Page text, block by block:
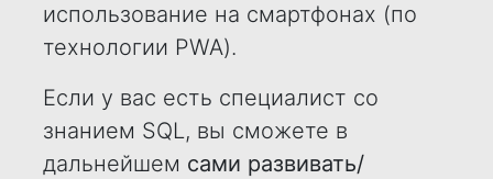
использование на смартфонах (по
технологии PWA).
Если у вас есть специалист со
знанием SQL, вы сможете в
дальнейшем сами развивать/